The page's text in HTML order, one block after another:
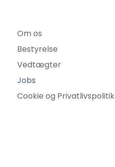
Om os
Bestyrelse
Vedtægter
Jobs
Cookie og Privatlivspolitik